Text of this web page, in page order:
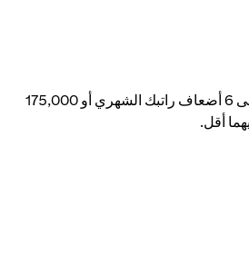
حد عالي يصل إلى 6 أضعاف راتبك الشهري أو 175,000
أقل.